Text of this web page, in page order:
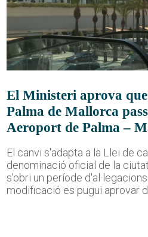
El Ministeri aprova
Palma de Mallorca
Aeroport de Palma –
El canvi s'adapta a la Llei de
denominació oficial de la
s'obri un període
modificació es pugui aprovar